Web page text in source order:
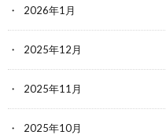
2026年1月
2025年12月
2025年11月
2025年10月